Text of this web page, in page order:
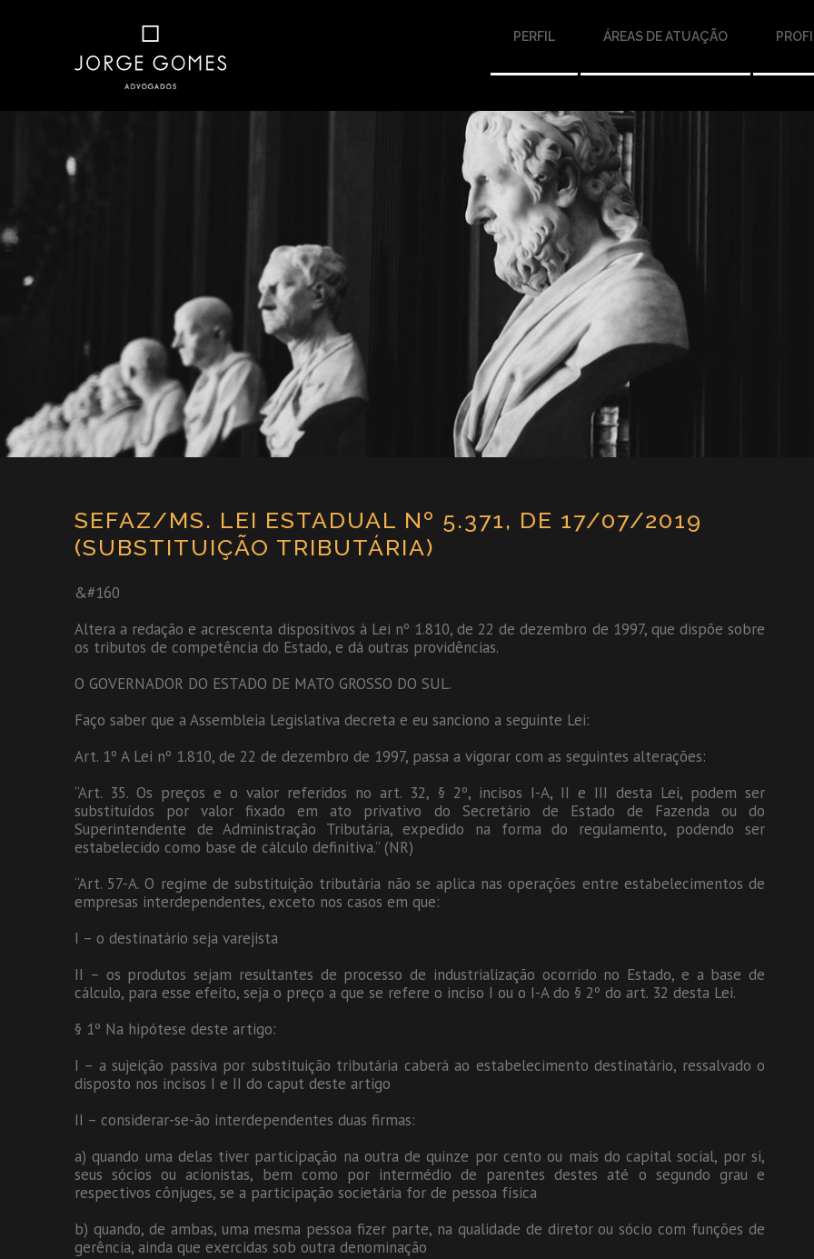
PERFIL ÁREAS DE ATUAÇÃO
SEFAZ/MS. LEI ESTADUAL Nº 5.371, DE 17/07/2019
(SUBSTITUIÇÃO TRIBUTÁRIA)
&#160
Altera a redação e acrescenta dispositivos à Lei nº 1.810, de 22 de dezembro de 1997, que dispõe sobre
os tributos de competência do Estado, e dá outras providências.
O GOVERNADOR DO ESTADO DE MATO GROSSO DO SUL.
Faço saber que a Assembleia Legislativa decreta e eu sanciono a seguinte Lei:
Art. 1º A Lei nº 1.810, de 22 de dezembro de 1997, passa a vigorar com as seguintes alterações:
“Art. 35. Os preços e o valor referidos no art. 32, § 2º, incisos I-A, II e III desta Lei, podem ser
substituídos por valor fixado em ato privativo do Secretário de Estado de Fazenda ou do
Superintendente de Administração Tributária, expedido na forma do regulamento, podendo ser
estabelecido como base de cálculo definitiva.” (NR)
“Art. 57-A. O regime de substituição tributária não se aplica nas operações entre estabelecimentos de
empresas interdependentes, exceto nos casos em que:
I – o destinatário seja varejista
II – os produtos sejam resultantes de processo de industrialização ocorrido no Estado, e a base de
cálculo, para esse efeito, seja o preço a que se refere o inciso I ou o I-A do § 2º do art. 32 desta Lei.
§ 1º Na hipótese deste artigo:
I – a sujeição passiva por substituição tributária caberá ao estabelecimento destinatário, ressalvado o
disposto nos incisos I e II do caput deste artigo
II – considerar-se-ão interdependentes duas firmas:
a) quando uma delas tiver participação na outra de quinze por cento ou mais do capital social, por si,
seus sócios ou acionistas, bem como por intermédio de parentes destes até o segundo grau e
respectivos cônjuges, se a participação societária for de pessoa física
b) quando, de ambas, uma mesma pessoa fizer parte, na qualidade de diretor ou sócio com funções de
gerência, ainda que exercidas sob outra denominação